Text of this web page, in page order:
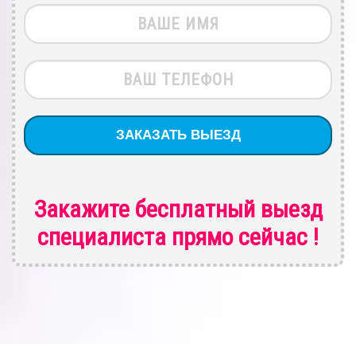
Закажите бесплатный выезд
специалиста прямо сейчас !